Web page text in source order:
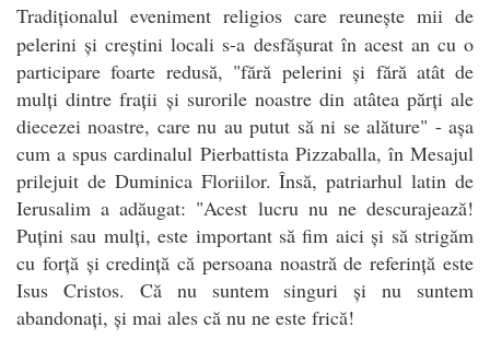
Tradiționalul eveniment religios care reunește mii de
pelerini și creștini locali s-a desfășurat în acest an cu o
participare foarte redusă, "fără pelerini și fără atât de
mulți dintre frații și surorile noastre din atâtea părți ale
diecezei noastre, care nu au putut să ni se alăture" - așa
cum a spus cardinalul Pierbattista Pizzaballa, în Mesajul
prilejuit de Duminica Floriilor. Însă, patriarhul latin de
Ierusalim a adăugat: "Acest lucru nu ne descurajează!
Puțini sau mulți, este important să fim aici și să strigăm
cu forță și credință că persoana noastră de referință este
Isus Cristos. Că nu suntem singuri și nu suntem
abandonați, și mai ales că nu ne este frică!